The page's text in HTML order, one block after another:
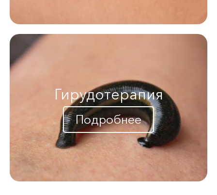
Гирудотерапия
Подробнее